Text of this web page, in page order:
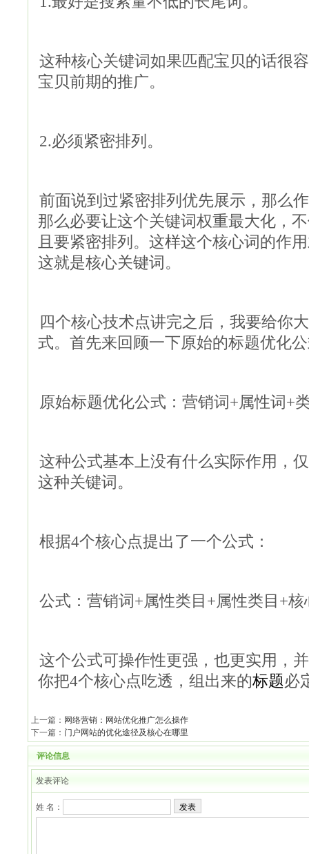
这种核心关键词如果匹配宝贝的话很
宝贝前期的推广。
2.必须紧密排列。
前面说到过紧密排列优先展示，那么
那么必要让这个关键词权重最大化，
且要紧密排列。这样这个核心词的
这就是核心关键词。
四个核心技术点讲完之后，我要给你
式。首先来回顾一下原始的标题优化
原始标题优化公式：营销词+属性词+
这种公式基本上没有什么实际作用，
这种关键词。
根据4个核心点提出了一个公式：
公式：营销词+属性类目+属性类目+核
这个公式可操作性更强，也更实用，
你把4个核心点吃透，组出来的标题必
上一篇： 网络营销：网站优化推广怎么操作
下一篇： 门户网站的优化途径及核心在哪里
评论信息
发表评论
姓 名： 发表